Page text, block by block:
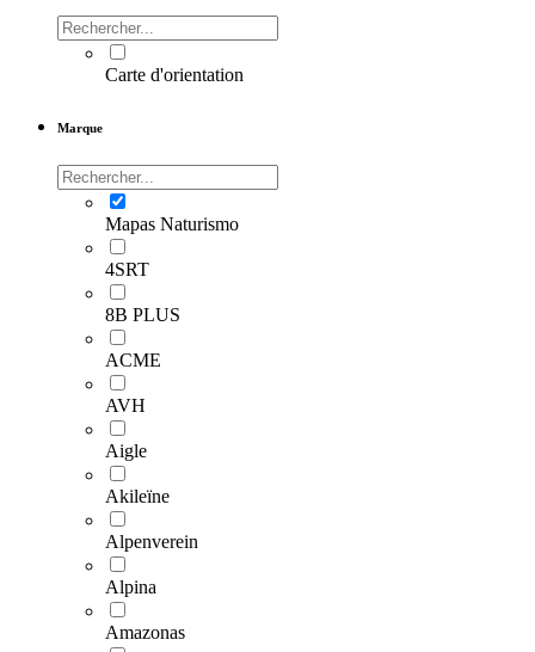
Carte d'orientation
Marque
Mapas Naturismo
4SRT
8B PLUS
ACME
AVH
Aigle
Akileïne
Alpenverein
Alpina
Amazonas